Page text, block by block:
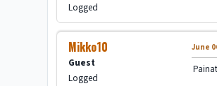
Logged
Mikko10
Guest
Logged
June